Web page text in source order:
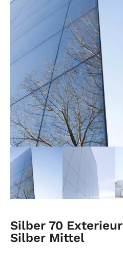
Silber 70 Exterieur
Silber Mittel